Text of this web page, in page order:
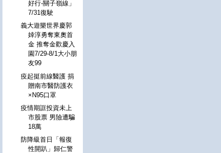
好行-關子嶺線」
7/31復駛
義大遊樂世界慶郭
婞淳勇奪東奧首
金 推奪金歡慶入
園7/29-8/1大小朋
友99
疫起挺前線醫護 捐
贈南市醫防護衣
×N95口罩
疫情期誆投資未上
市股票 男險遭騙
18萬
防降級首日「報復
性開趴」歸仁警